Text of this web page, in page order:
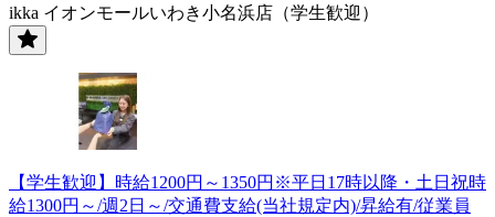
ikka イオンモールいわき小名浜店（学生歓迎）
【学生歓迎】時給1200円～1350円※平日17時以降・土日祝時
給1300円～/週2日～/交通費支給(当社規定内)/昇給有/従業員